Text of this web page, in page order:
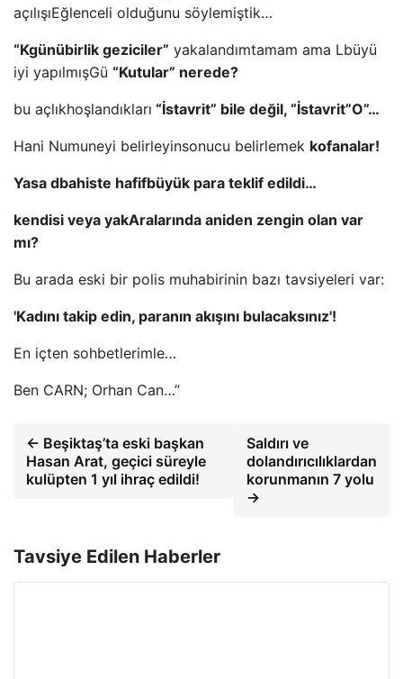
açılışıEğlenceli olduğunu söylemiştik…
“Kgünübirlik geziciler” yakalandımtamam ama Lbüyü
iyi yapılmışGü “Kutular” nerede?
bu açlıkhoşlandıkları “İstavrit” bile değil, “İstavrit”O”…
Hani Numuneyi belirleyinsonucu belirlemek kofanalar!
Yasa dbahiste hafifbüyük para teklif edildi…
kendisi veya yakAralarında aniden zengin olan var
mı?
Bu arada eski bir polis muhabirinin bazı tavsiyeleri var:
'Kadını takip edin, paranın akışını bulacaksınız'!
En içten sohbetlerimle…
Ben CARN; Orhan Can…”
← Beşiktaş’ta eski başkan
Hasan Arat, geçici süreyle
kulüpten 1 yıl ihraç edildi!
Saldırı ve
dolandırıcılıklardan
korunmanın 7 yolu
→
Tavsiye Edilen Haberler